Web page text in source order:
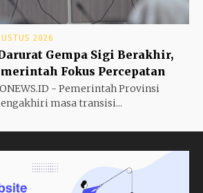
2026
Gempa Sigi Berakhir,
Fokus Percepatan
- Pemerintah Provinsi
masa transisi...